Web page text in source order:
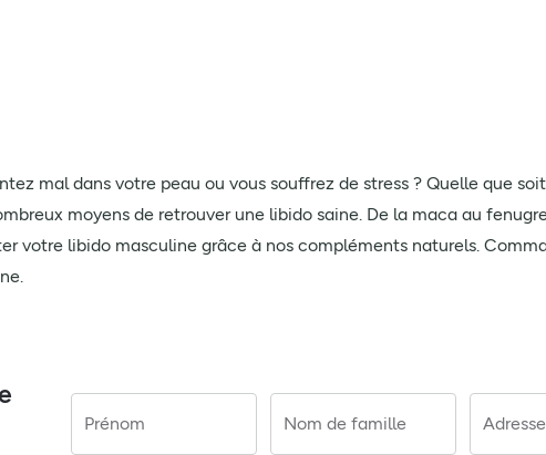
mal dans votre peau ou vous souffrez de stress ? Quelle que
moyens de retrouver une libido saine. De la maca au
votre libido masculine grâce à nos compléments naturels.
Prénom Nom de famille